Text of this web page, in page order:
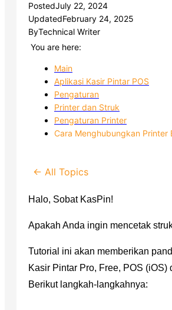
PostedJuly 22, 2024
UpdatedFebruary 24, 2025
ByTechnical Writer
You are here:
Main
Aplikasi Kasir Pintar POS
Pengaturan
Printer dan Struk
Pengaturan Printer
Cara Menghubungkan Printer
← All Topics
Halo, Sobat KasPin!
Apakah Anda ingin mencetak
Tutorial ini akan memberikan
Kasir Pintar Pro, Free, POS (iOS)
Berikut langkah-langkahnya: